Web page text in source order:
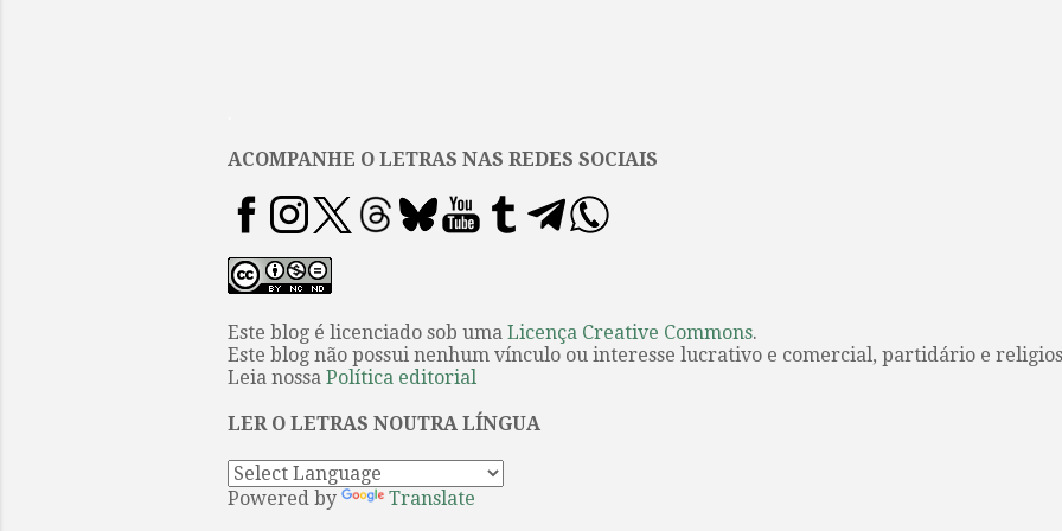
ACOMPANHE O LETRAS NAS REDES SOCIAIS
Este blog é licenciado sob uma Licença Creative Commons.
Este blog não possui nenhum vínculo ou interesse lucrativo e comercial, partidário e
Leia nossa Política editorial
LER O LETRAS NOUTRA LÍNGUA
Powered by Translate